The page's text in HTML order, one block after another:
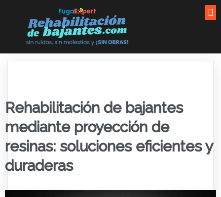
Rehabilitación de bajantes
mediante proyección de
resinas: soluciones eficientes y
duraderas